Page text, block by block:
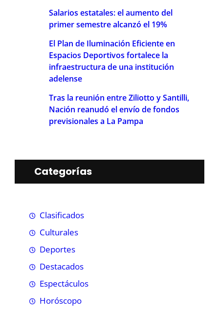
Salarios estatales: el aumento del
primer semestre alcanzó el 19%
El Plan de Iluminación Eficiente en
Espacios Deportivos fortalece la
infraestructura de una institución
adelense
Tras la reunión entre Ziliotto y Santilli,
Nación reanudó el envío de fondos
previsionales a La Pampa
Categorías
Clasificados
Culturales
Deportes
Destacados
Espectáculos
Horóscopo